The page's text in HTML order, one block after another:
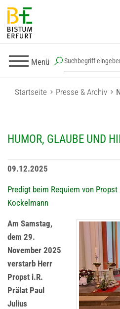
Menü
Startseite Presse & Archiv
HUMOR, GLAUBE UND
09.12.2025
Predigt beim Requiem von
Kockelmann
Am Samstag,
dem 29.
November 2025
verstarb Herr
Propst i.R.
Prälat Paul
Julius